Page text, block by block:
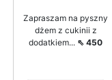
Zapraszam na pyszny
dżem z cukinii z
dodatkiem... ⇖ 450